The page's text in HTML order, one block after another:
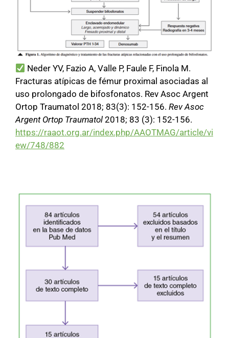
Neder YV, Fazio A, Valle P, Faule F, Finola M.
Fracturas atípicas de fémur proximal asociadas al
uso prolongado de bifosfonatos. Rev Asoc Argent
Ortop Traumatol 2018; 83(3): 152-156. Rev Asoc
Argent Ortop Traumatol 2018; 83 (3): 152-156.
https://raaot.org.ar/index.php/AAOTMAG/article/vi
ew/748/882